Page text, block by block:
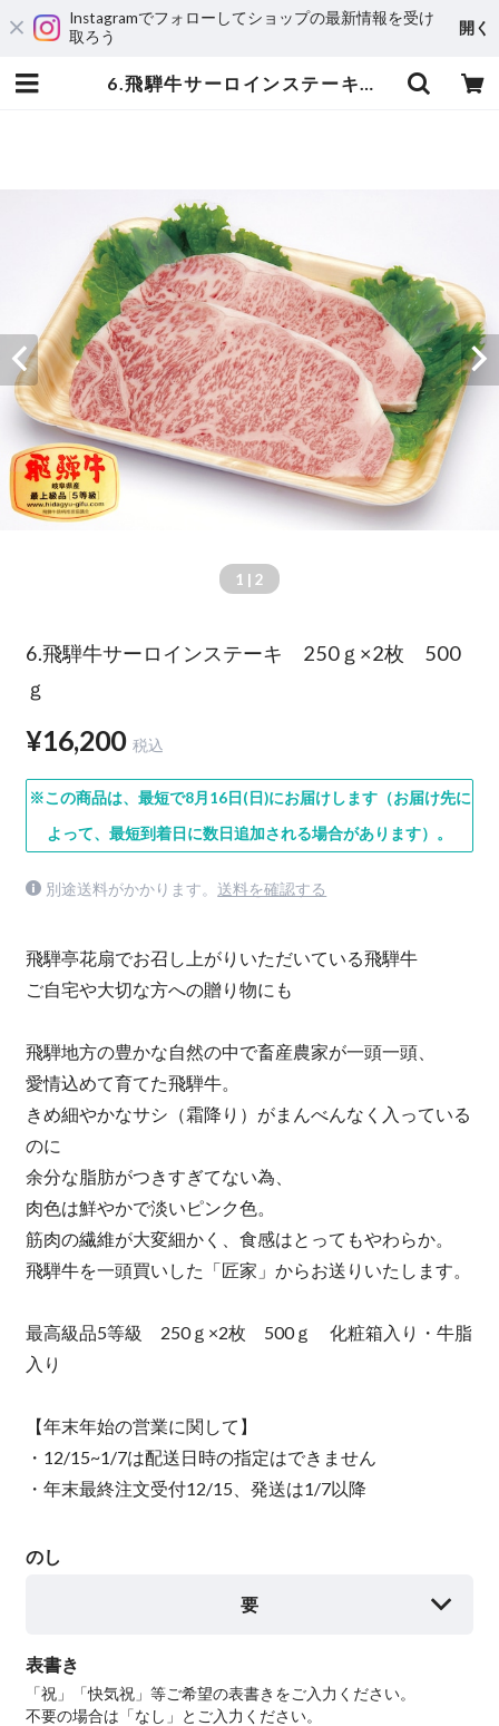
Instagramでフォローしてショップの最新情報を受け
取ろう
開く
6.飛騨牛サーロインステーキ 250ｇ×2枚 500ｇ | 飛騨亭花扇オンラインショップ
1 | 2
6.飛騨牛サーロインステーキ 250ｇ×2枚 500
ｇ
¥16,200 税込
※この商品は、最短で8月16日(日)にお届けします（お届け先に
よって、最短到着日に数日追加される場合があります）。
別途送料がかかります。 送料を確認する
飛騨亭花扇でお召し上がりいただいている飛騨牛
ご自宅や大切な方への贈り物にも
飛騨地方の豊かな自然の中で畜産農家が一頭一頭、
愛情込めて育てた飛騨牛。
きめ細やかなサシ（霜降り）がまんべんなく入っている
のに
余分な脂肪がつきすぎてない為、
肉色は鮮やかで淡いピンク色。
筋肉の繊維が大変細かく、食感はとってもやわらか。
飛騨牛を一頭買いした「匠家」からお送りいたします。
最高級品5等級 250ｇ×2枚 500ｇ 化粧箱入り・牛脂
入り
【年末年始の営業に関して】
・12/15~1/7は配送日時の指定はできません
・年末最終注文受付12/15、発送は1/7以降
のし
要
表書き
「祝」「快気祝」等ご希望の表書きをご入力ください。
不要の場合は「なし」とご入力ください。